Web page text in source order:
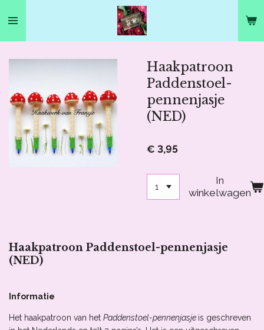
direct
Haakpatroon
Paddenstoel-
pennenjasje
(NED)
€ 3,95
In
winkelwagen
Haakpatroon Paddenstoel-pennenjasje
(NED)
Informatie
Het haakpatroon van het Paddenstoel-pennenjasje is geschreven